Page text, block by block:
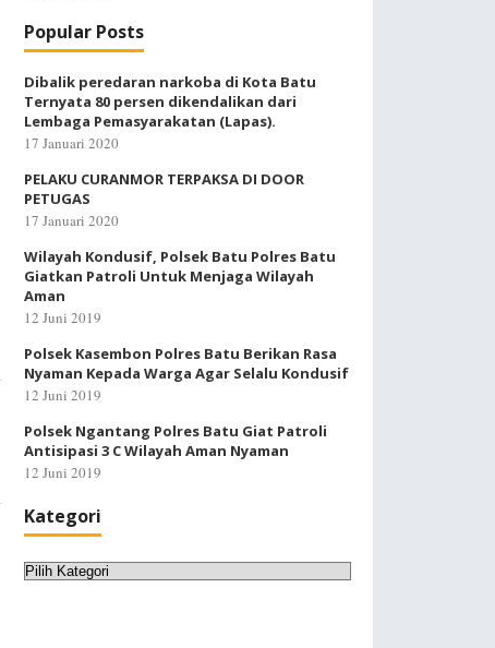
Popular Posts
Dibalik peredaran narkoba di Kota Batu
Ternyata 80 persen dikendalikan dari
Lembaga Pemasyarakatan (Lapas).
17 Januari 2020
PELAKU CURANMOR TERPAKSA DI DOOR
PETUGAS
17 Januari 2020
Wilayah Kondusif, Polsek Batu Polres Batu
Giatkan Patroli Untuk Menjaga Wilayah
Aman
12 Juni 2019
Polsek Kasembon Polres Batu Berikan Rasa
Nyaman Kepada Warga Agar Selalu Kondusif
12 Juni 2019
Polsek Ngantang Polres Batu Giat Patroli
Antisipasi 3 C Wilayah Aman Nyaman
12 Juni 2019
Kategori
Kategori